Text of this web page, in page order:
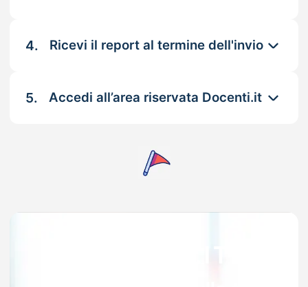
4. Ricevi il report al termine dell'invio
5. Accedi all’area riservata Docenti.it